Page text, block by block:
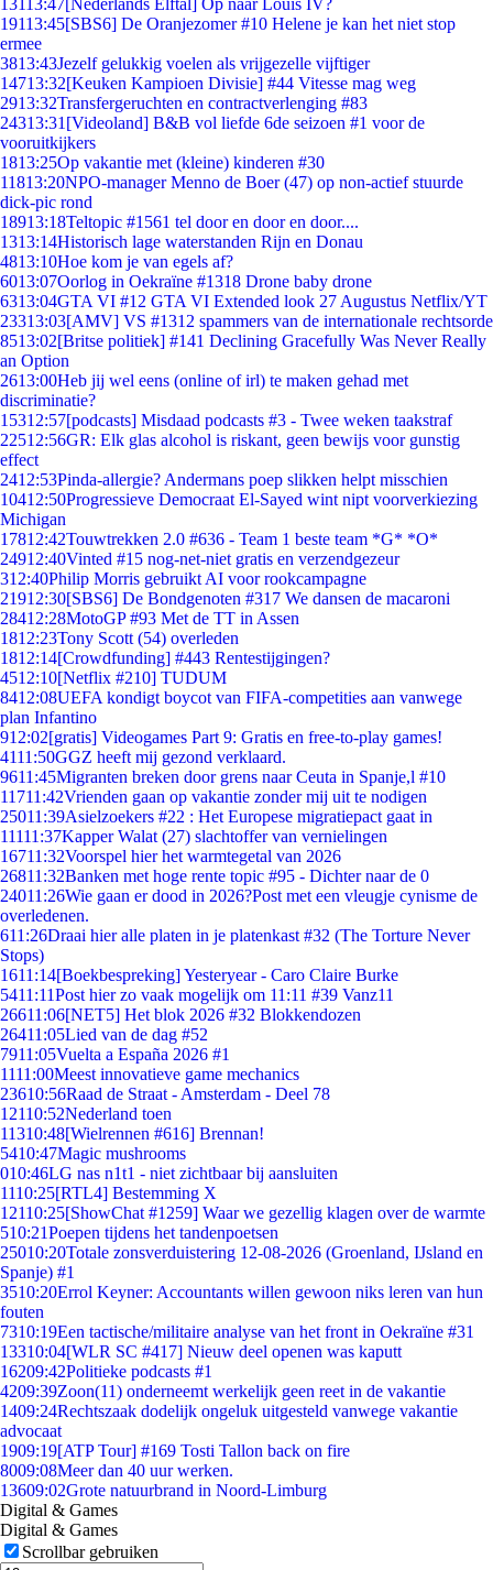
13113:47[Nederlands Elftal] Op naar Louis IV?
19113:45[SBS6] De Oranjezomer #10 Helene je kan het niet stop
ermee
3813:43Jezelf gelukkig voelen als vrijgezelle vijftiger
14713:32[Keuken Kampioen Divisie] #44 Vitesse mag weg
2913:32Transfergeruchten en contractverlenging #83
24313:31 [Videoland] B&B vol liefde 6de seizoen #1 voor de
vooruitkijkers
1813:25Op vakantie met (kleine) kinderen #30
11813:20NPO-manager Menno de Boer (47) op non-actief stuurde
dick-pic rond
18913:18Teltopic #1561 tel door en door en door....
1313:14Historisch lage waterstanden Rijn en Donau
4813:10Hoe kom je van egels af?
6013:07Oorlog in Oekraïne #1318 Drone baby drone
6313:04GTA VI #12 GTA VI Extended look 27 Augustus Netflix/YT
23313:03[AMV] VS #1312 spammers van de internationale rechtsorde
8513:02[Britse politiek] #141 Declining Gracefully Was Never Really
an Option
2613:00Heb jij wel eens (online of irl) te maken gehad met
discriminatie?
15312:57[podcasts] Misdaad podcasts #3 - Twee weken taakstraf
22512:56GR: Elk glas alcohol is riskant, geen bewijs voor gunstig
effect
2412:53Pinda-allergie? Andermans poep slikken helpt misschien
10412:50Progressieve Democraat El-Sayed wint nipt voorverkiezing
Michigan
17812:42Touwtrekken 2.0 #636 - Team 1 beste team *G* *O*
24912:40Vinted #15 nog-net-niet gratis en verzendgezeur
312:40Philip Morris gebruikt AI voor rookcampagne
21912:30[SBS6] De Bondgenoten #317 We dansen de macaroni
28412:28MotoGP #93 Met de TT in Assen
1812:23Tony Scott (54) overleden
1812:14[Crowdfunding] #443 Rentestijgingen?
4512:10[Netflix #210] TUDUM
8412:08UEFA kondigt boycot van FIFA-competities aan vanwege
plan Infantino
912:02[gratis] Videogames Part 9: Gratis en free-to-play games!
4111:50GGZ heeft mij gezond verklaard.
9611:45Migranten breken door grens naar Ceuta in Spanje,l #10
11711:42Vrienden gaan op vakantie zonder mij uit te nodigen
25011:39Asielzoekers #22 : Het Europese migratiepact gaat in
11111:37Kapper Walat (27) slachtoffer van vernielingen
16711:32Voorspel hier het warmtegetal van 2026
26811:32Banken met hoge rente topic #95 - Dichter naar de 0
24011:26Wie gaan er dood in 2026?Post met een vleugje cynisme de
overledenen.
611:26Draai hier alle platen in je platenkast #32 (The Torture Never
Stops)
1611:14[Boekbespreking] Yesteryear - Caro Claire Burke
5411:11Post hier zo vaak mogelijk om 11:11 #39 Vanz11
26611:06[NET5] Het blok 2026 #32 Blokkendozen
26411:05Lied van de dag #52
7911:05Vuelta a España 2026 #1
1111:00Meest innovatieve game mechanics
23610:56Raad de Straat - Amsterdam - Deel 78
12110:52Nederland toen
11310:48[Wielrennen #616] Brennan!
5410:47Magic mushrooms
010:46LG nas n1t1 - niet zichtbaar bij aansluiten
1110:25[RTL4] Bestemming X
12110:25[ShowChat #1259] Waar we gezellig klagen over de warmte
510:21Poepen tijdens het tandenpoetsen
25010:20Totale zonsverduistering 12-08-2026 (Groenland, IJsland en
Spanje) #1
3510:20Errol Keyner: Accountants willen gewoon niks leren van hun
fouten
7310:19Een tactische/militaire analyse van het front in Oekraïne #31
13310:04[WLR SC #417] Nieuw deel openen was kaputt
16209:42Politieke podcasts #1
4209:39Zoon(11) onderneemt werkelijk geen reet in de vakantie
1409:24Rechtszaak dodelijk ongeluk uitgesteld vanwege vakantie
advocaat
1909:19[ATP Tour] #169 Tosti Tallon back on fire
8009:08Meer dan 40 uur werken.
13609:02Grote natuurbrand in Noord-Limburg
Digital & Games
Digital & Games
Scrollbar gebruiken